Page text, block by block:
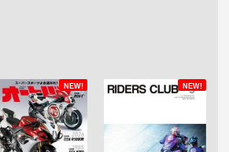
NEW! NEW!